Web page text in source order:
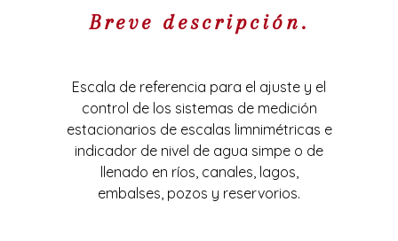
Breve descripción.
Escala de referencia para el ajuste y el
control de los sistemas de medición
estacionarios de escalas limnimétricas e
indicador de nivel de agua simpe o de
llenado en ríos, canales, lagos,
embalses, pozos y reservorios.